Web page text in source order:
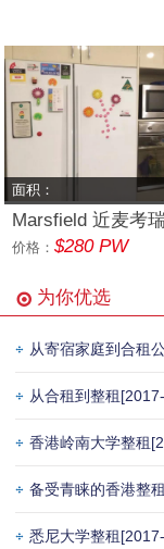
面积：
价格：$280 PW
为你优选
从寄宿家庭到合租
从合租到整租
香港岭南大学整租
备受青睐的香港整
悉尼大学整租